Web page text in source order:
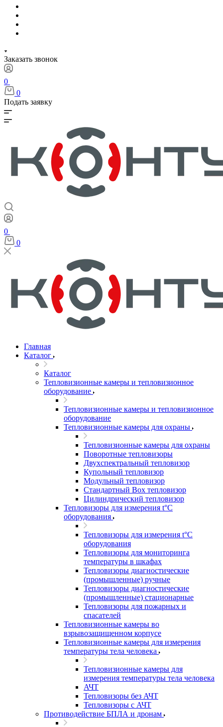
Заказать звонок
0
0
Подать заявку
0
0
Главная
Каталог
Каталог
Тепловизионные камеры и тепловизионное
оборудование
Тепловизионные камеры и тепловизионное
оборудование
Тепловизионные камеры для охраны
Тепловизионные камеры для охраны
Поворотные тепловизоры
Двухспектральный тепловизор
Купольный тепловизор
Модульный тепловизор
Стандартный Box тепловизор
Цилиндрический тепловизор
Тепловизоры для измерения t°С
оборудования
Тепловизоры для измерения t°С
оборудования
Тепловизоры для мониторинга
температуры в шкафах
Тепловизоры диагностические
(промышленные) ручные
Тепловизоры диагностические
(промышленные) стационарные
Тепловизоры для пожарных и
спасателей
Тепловизионные камеры во
взрывозащищенном корпусе
Тепловизионные камеры для измерения
температуры тела человека
Тепловизионные камеры для
измерения температуры тела человека
АЧТ
Тепловизоры без АЧТ
Тепловизоры с АЧТ
Противодействие БПЛА и дронам